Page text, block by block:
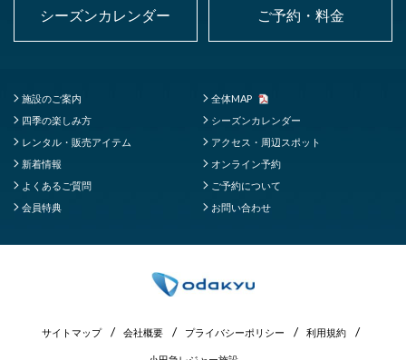
シーズンカレンダー ご予約・料金
施設のご案内
全体MAP
四季の楽しみ方
シーズンカレンダー
レンタル・販売アイテム
アクセス・周辺スポット
新着情報
オンライン予約
よくあるご質問
ご予約について
会員特典
お問い合わせ
サイトマップ 会社概要 プライバシーポリシー 利用規約